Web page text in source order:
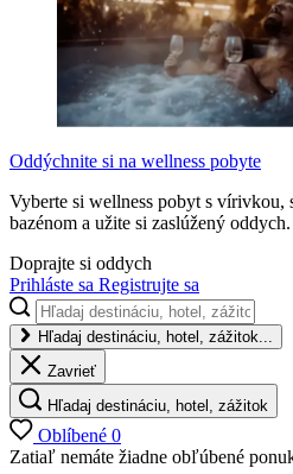
Oddýchnite si na wellness pobyte
Vyberte si wellness pobyt s vírivkou,
bazénom a užite si zaslúžený oddych.
Doprajte si oddych
Prihláste sa Registrujte sa
Hľadaj destináciu, hotel, zážitok...
Zavrieť
Hľadaj destináciu, hotel, zážitok
Oblíbené 0
Zatiaľ nemáte žiadne obľúbené